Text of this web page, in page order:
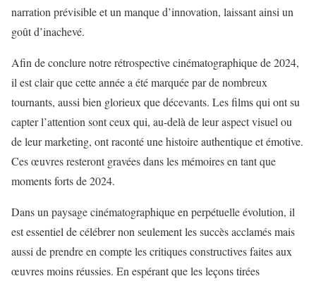
narration prévisible et un manque d’innovation, laissant ainsi un
goût d’inachevé.
Afin de conclure notre rétrospective cinématographique de 2024,
il est clair que cette année a été marquée par de nombreux
tournants, aussi bien glorieux que décevants. Les films qui ont su
capter l’attention sont ceux qui, au-delà de leur aspect visuel ou
de leur marketing, ont raconté une histoire authentique et émotive.
Ces œuvres resteront gravées dans les mémoires en tant que
moments forts de 2024.
Dans un paysage cinématographique en perpétuelle évolution, il
est essentiel de célébrer non seulement les succès acclamés mais
aussi de prendre en compte les critiques constructives faites aux
œuvres moins réussies. En espérant que les leçons tirées